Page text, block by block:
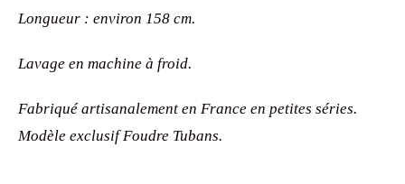
Longueur : environ 158 cm.
Lavage en machine à froid.
Fabriqué artisanalement en France en petites séries.
Modèle exclusif Foudre Tubans.